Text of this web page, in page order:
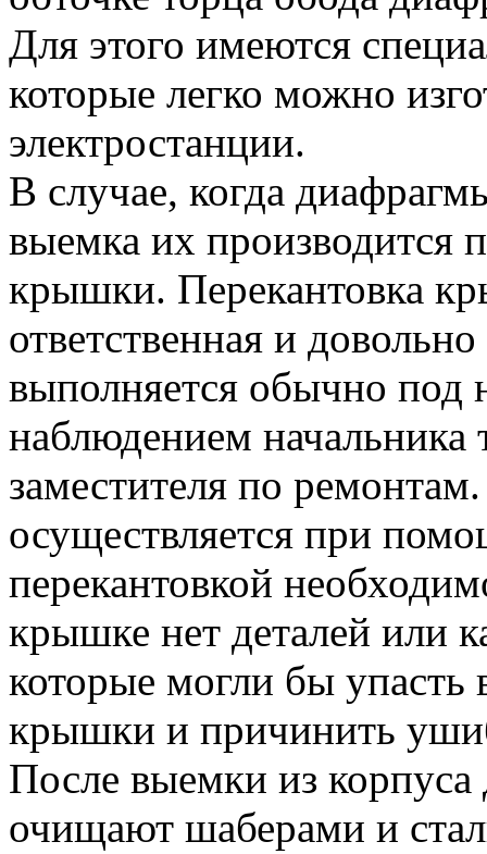
Для этого имеются
которые легко можно
электростанции.
В случае, когда
выемка их производится
крышки. Перекантовка
ответственная и
выполняется обычно под
наблюдением начальника
заместителя по
осуществляется при
перекантовкой
крышке нет деталей или
которые могли бы упасть
крышки и причинить
После выемки из
очищают шаберами и